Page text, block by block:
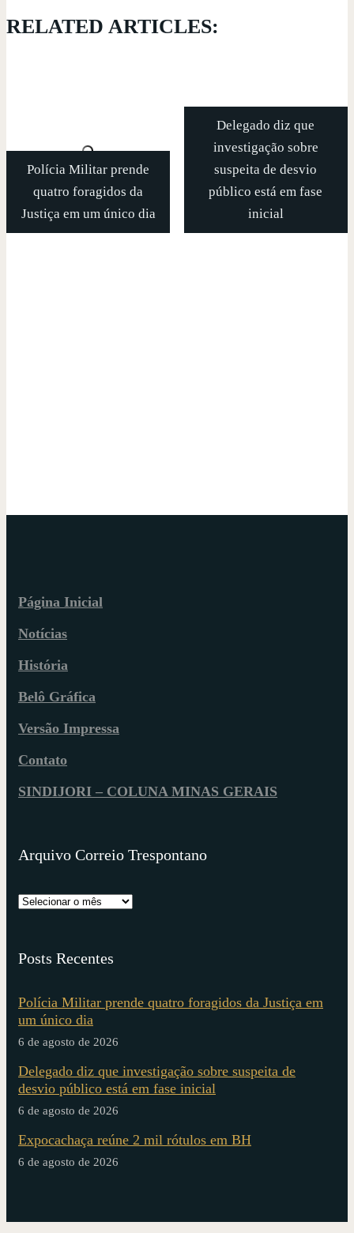
RELATED ARTICLES:
Polícia Militar prende
quatro foragidos da
Justiça em um único dia
Delegado diz que
investigação sobre
suspeita de desvio
público está em fase
inicial
Página Inicial
Notícias
História
Belô Gráfica
Versão Impressa
Contato
SINDIJORI – COLUNA MINAS GERAIS
Arquivo Correio Trespontano
Posts Recentes
Polícia Militar prende quatro foragidos da Justiça em
um único dia
6 de agosto de 2026
Delegado diz que investigação sobre suspeita de
desvio público está em fase inicial
6 de agosto de 2026
Expocachaça reúne 2 mil rótulos em BH
6 de agosto de 2026